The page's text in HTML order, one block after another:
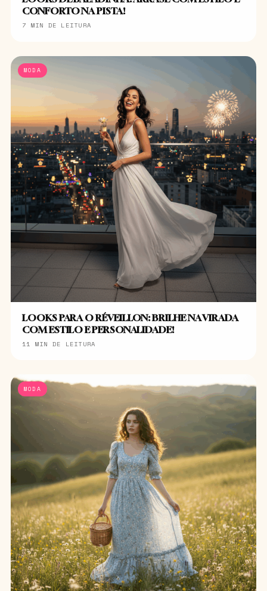
CONFORTO NA PISTA!
7 MIN DE LEITURA
MODA
LOOKS PARA O RÉVEILLON: BRILHE NA VIRADA
COM ESTILO E PERSONALIDADE!
11 MIN DE LEITURA
MODA